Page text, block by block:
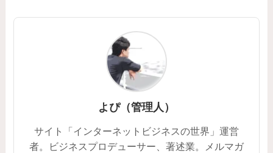
よぴ（管理人）
サイト「インターネットビジネスの世界」運営
者。ビジネスプロデューサー、著述業。メルマガ